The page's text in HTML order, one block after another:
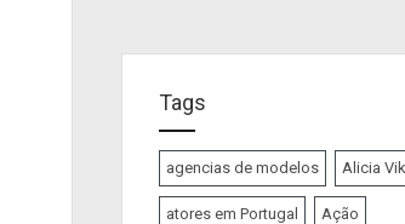
Tags
agencias de modelos Alicia
atores em Portugal Ação